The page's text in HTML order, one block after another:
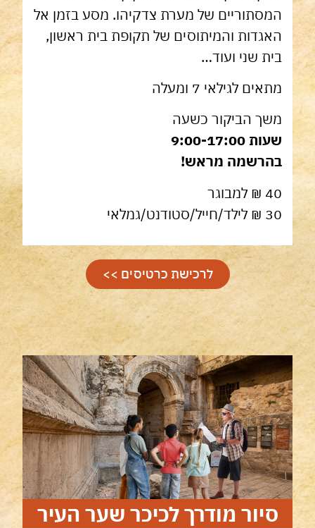
המסתוריים של מערת צדקיהו. מסע בזמן אל
האגדות והמיתוסים של תקופת בית ראשון,
בית שני ועוד…
מתאים לגילאי 7 ומעלה
משך הביקור כשעה
שעות 9:00-17:00
בהרשמה מראש!
40 ₪ למבוגר
30 ₪ לילד/חייל/סטודנט/גמלאי
לרכישת כרטיסים >>
סיור מודרך לכיכר שער העיר